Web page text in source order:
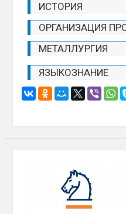
ИСТОРИЯ
ОРГАНИЗАЦИЯ
МЕТАЛЛУРГИЯ
ЯЗЫКОЗНАНИЕ